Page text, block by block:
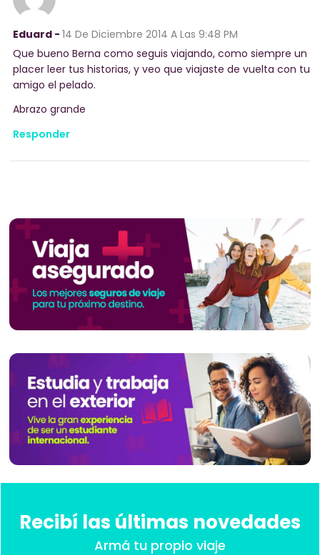
Eduard - 14 De Diciembre 2014 A Las 9:48 PM
Que bueno Berna como seguis viajando, como siempre un
placer leer tus historias, y veo que viajaste de vuelta con tu
amigo el pelado.
Abrazo grande
Responder
Recibí las últimas novedades
Armá tu propio viaje